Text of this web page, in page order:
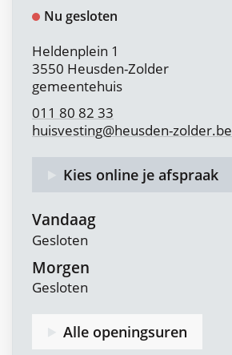
Nu gesloten
Adres
Heldenplein 1
,3550 Heusden-Zolder
gemeentehuis
011 80 82 33
huisvesting@heusden-zolder.be
Kies online je afspraak
Vandaag
Gesloten
Morgen
Gesloten
Alle openingsuren